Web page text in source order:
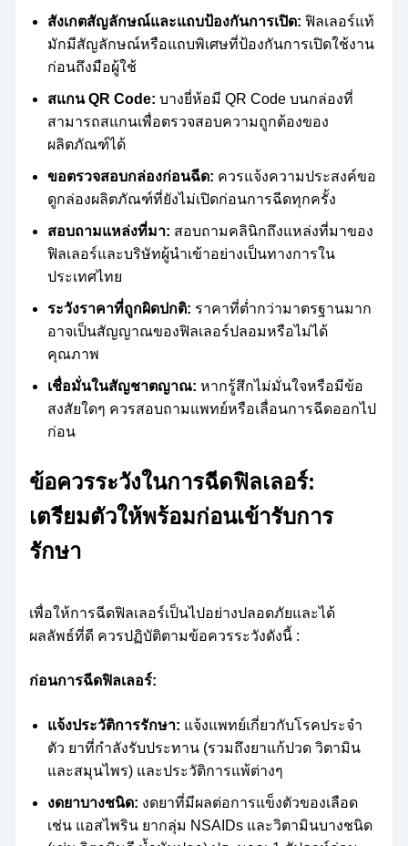
สังเกตสัญลักษณ์และแถบป้องกันการเปิด: ฟิลเลอร์แท้
มักมีสัญลักษณ์หรือแถบพิเศษที่ป้องกันการเปิดใช้งาน
ก่อนถึงมือผู้ใช้
สแกน QR Code: บางยี่ห้อมี QR Code บนกล่องที่
สามารถสแกนเพื่อตรวจสอบความถูกต้องของ
ผลิตภัณฑ์ได้
ขอตรวจสอบกล่องก่อนฉีด: ควรแจ้งความประสงค์ขอ
ดูกล่องผลิตภัณฑ์ที่ยังไม่เปิดก่อนการฉีดทุกครั้ง
สอบถามแหล่งที่มา: สอบถามคลินิกถึงแหล่งที่มาของ
ฟิลเลอร์และบริษัทผู้นำเข้าอย่างเป็นทางการใน
ประเทศไทย
ระวังราคาที่ถูกผิดปกติ: ราคาที่ต่ำกว่ามาตรฐานมาก
อาจเป็นสัญญาณของฟิลเลอร์ปลอมหรือไม่ได้
คุณภาพ
เชื่อมั่นในสัญชาตญาณ: หากรู้สึกไม่มั่นใจหรือมีข้อ
สงสัยใดๆ ควรสอบถามแพทย์หรือเลื่อนการฉีดออกไป
ก่อน
ข้อควรระวังในการฉีดฟิลเลอร์:
เตรียมตัวให้พร้อมก่อนเข้ารับการ
รักษา
เพื่อให้การฉีดฟิลเลอร์เป็นไปอย่างปลอดภัยและได้
ผลลัพธ์ที่ดี ควรปฏิบัติตามข้อควรระวังดังนี้ :
ก่อนการฉีดฟิลเลอร์:
แจ้งประวัติการรักษา: แจ้งแพทย์เกี่ยวกับโรคประจำ
ตัว ยาที่กำลังรับประทาน (รวมถึงยาแก้ปวด วิตามิน
และสมุนไพร) และประวัติการแพ้ต่างๆ
งดยาบางชนิด: งดยาที่มีผลต่อการแข็งตัวของเลือด
เช่น แอสไพริน ยากลุ่ม NSAIDs และวิตามินบางชนิด